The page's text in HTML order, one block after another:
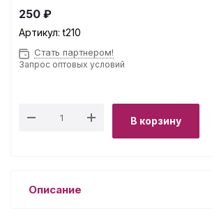
250 ₽
Артикул:t210
Стать партнером!
Запрос оптовых условий
В корзину
Описание